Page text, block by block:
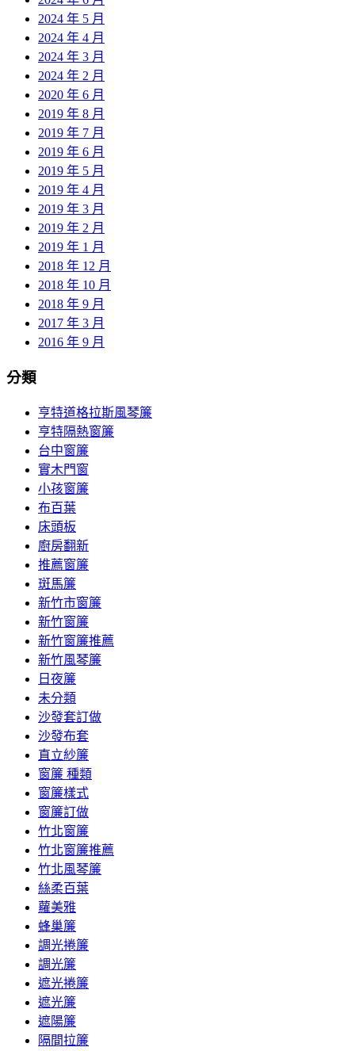
2024 年 5 月
2024 年 4 月
2024 年 3 月
2024 年 2 月
2020 年 6 月
2019 年 8 月
2019 年 7 月
2019 年 6 月
2019 年 5 月
2019 年 4 月
2019 年 3 月
2019 年 2 月
2019 年 1 月
2018 年 12 月
2018 年 10 月
2018 年 9 月
2017 年 3 月
2016 年 9 月
分類
亨特道格拉斯風琴簾
亨特隔熱窗簾
台中窗簾
實木門窗
小孩窗簾
布百葉
床頭板
廚房翻新
推薦窗簾
斑馬簾
新竹市窗簾
新竹窗簾
新竹窗簾推薦
新竹風琴簾
日夜簾
未分類
沙發套訂做
沙發布套
直立紗簾
窗簾 種類
窗簾樣式
窗簾訂做
竹北窗簾
竹北窗簾推薦
竹北風琴簾
絲柔百葉
蘿美雅
蜂巢簾
調光捲簾
調光簾
遮光捲簾
遮光簾
遮陽簾
隔間拉簾